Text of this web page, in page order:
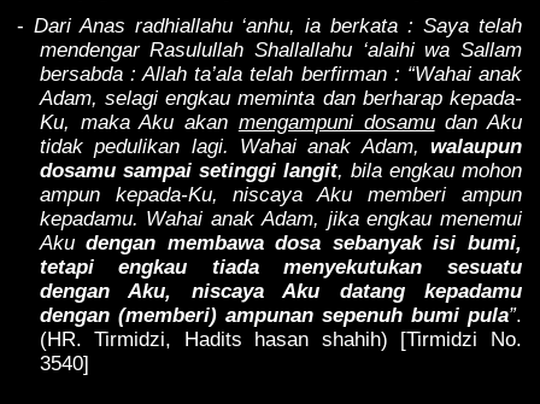
- Dari Anas radhiallahu ‘anhu, ia berkata : Saya telah
mendengar Rasulullah Shallallahu ‘alaihi wa Sallam
bersabda : Allah ta’ala telah berfirman : “Wahai anak
Adam, selagi engkau meminta dan berharap kepada-
Ku, maka Aku akan mengampuni dosamudan Aku
tidak pedulikan lagi. Wahai anak Adam, walaupun
dosamu sampai setinggi langit, bila engkau mohon
ampun kepada-Ku, niscaya Aku memberi ampun
kepadamu. Wahai anak Adam, jika engkau menemui
Akudengan membawa dosa sebanyak isi bumi,
tetapi engkau tiada menyekutukan sesuatu
dengan Aku, niscaya Aku datang kepadamu
dengan (memberi) ampunan sepenuh bumi pula”.
(HR. Tirmidzi, Hadits hasan shahih) [Tirmidzi No.
3540]